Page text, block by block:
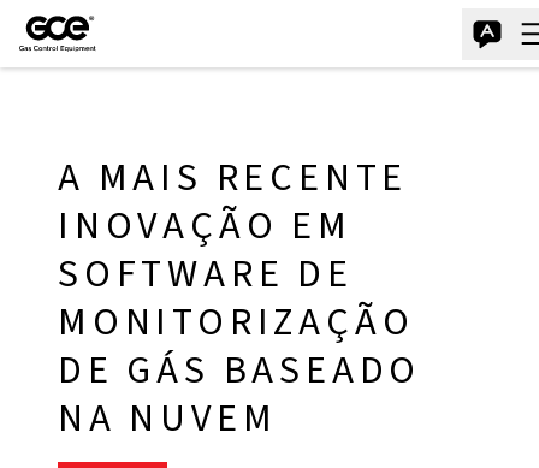
A MAIS RECENTE
INOVAÇÃO EM
SOFTWARE DE
MONITORIZAÇÃO
DE GÁS BASEADO
NA NUVEM